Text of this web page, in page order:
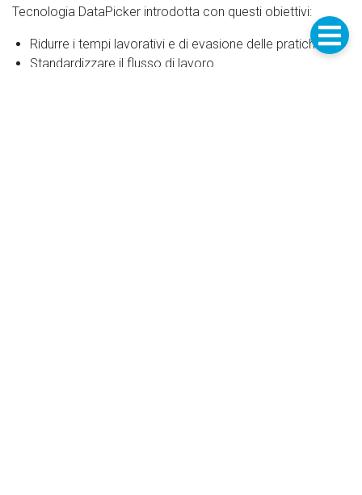
Tecnologia DataPicker introdotta con questi obiettivi:
Ridurre i tempi lavorativi e di evasione delle pratiche
Standardizzare il flusso di lavoro